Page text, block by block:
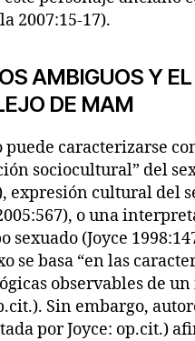
2007:15-17).
AMBIGUOS Y EL
DE MAM
puede caracterizarse
sociocultural” del
expresión cultural del
o una
sexuado (Joyce
se basa “en las
observables de
Sin embargo,
por Joyce: op.cit.)